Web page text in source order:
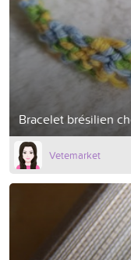
Bracelet brésilien
Vetemarket